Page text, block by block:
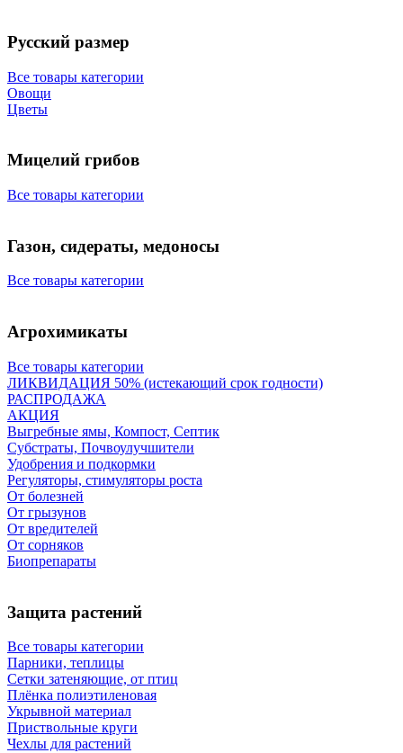
Русский размер
Все товары категории
Овощи
Цветы
Мицелий грибов
Все товары категории
Газон, сидераты, медоносы
Все товары категории
Агрохимикаты
Все товары категории
ЛИКВИДАЦИЯ 50% (истекающий срок годности)
РАСПРОДАЖА
АКЦИЯ
Выгребные ямы, Компост, Септик
Субстраты, Почвоулучшители
Удобрения и подкормки
Регуляторы, стимуляторы роста
От болезней
От грызунов
От вредителей
От сорняков
Биопрепараты
Защита растений
Все товары категории
Парники, теплицы
Сетки затеняющие, от птиц
Плёнка полиэтиленовая
Укрывной материал
Приствольные круги
Чехлы для растений